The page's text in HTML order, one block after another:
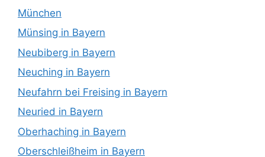
München
Münsing in Bayern
Neubiberg in Bayern
Neuching in Bayern
Neufahrn bei Freising in Bayern
Neuried in Bayern
Oberhaching in Bayern
Oberschleißheim in Bayern